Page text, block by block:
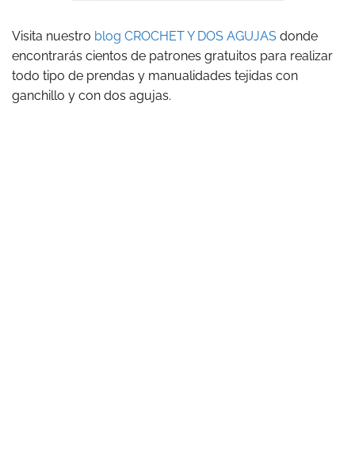
Visita nuestro blog CROCHET Y DOS AGUJAS donde
encontrarás cientos de patrones gratuitos para realizar
todo tipo de prendas y manualidades tejidas con
ganchillo y con dos agujas.